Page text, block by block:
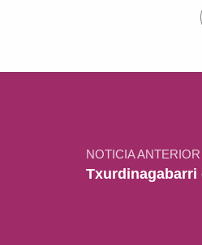
NOTICIA ANTERIOR
Txurdinagabarri